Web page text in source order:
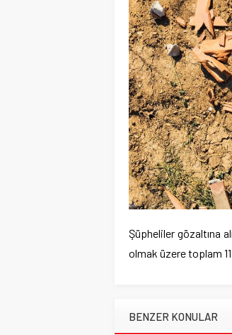
Şüpheliler gözaltına
olmak üzere toplam
BENZER KONULAR